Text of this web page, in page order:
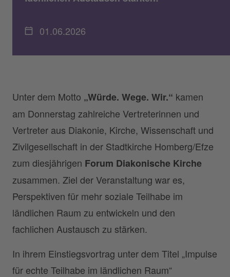
01.06.2026
Unter dem Motto „Würde. Wege. Wir.“ kamen
am Donnerstag zahlreiche Vertreterinnen und
Vertreter aus Diakonie, Kirche, Wissenschaft und
Zivilgesellschaft in der Stadtkirche Homberg/Efze
zum diesjährigen Forum Diakonische Kirche
zusammen. Ziel der Veranstaltung war es,
Perspektiven für mehr soziale Teilhabe im
ländlichen Raum zu entwickeln und den
fachlichen Austausch zu stärken.
In ihrem Einstiegsvortrag unter dem Titel „Impulse
für echte Teilhabe im ländlichen Raum“